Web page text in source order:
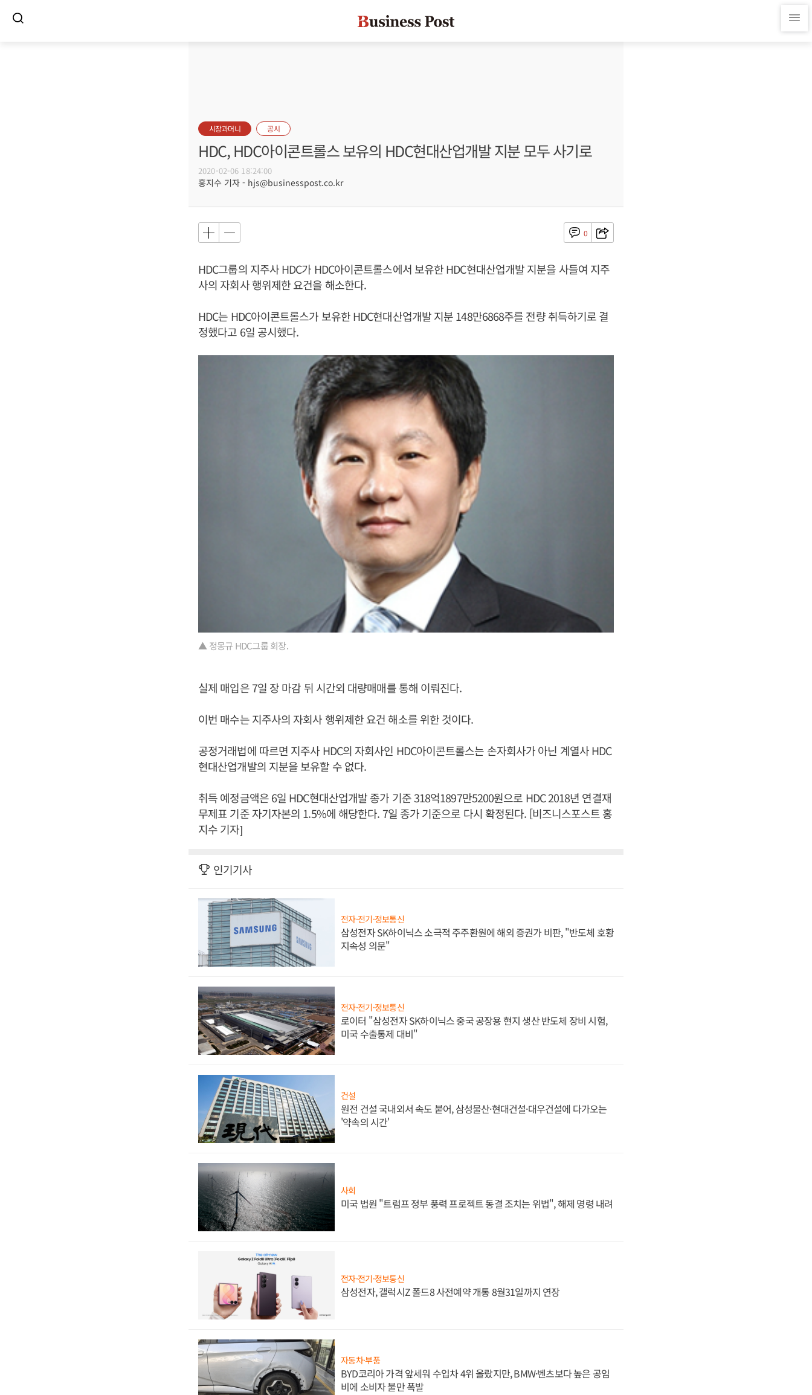
시장과머니 공시
HDC, HDC아이콘트롤스 보유의 HDC현대산업개발 지분 모두 사기로
2020-02-06 18:24:00
홍지수 기자 - hjs@businesspost.co.kr
0
HDC그룹의 지주사 HDC가 HDC아이콘트롤스에서 보유한 HDC현대산업개발 지분을 사들여 지주
사의 자회사 행위제한 요건을 해소한다.
HDC는 HDC아이콘트롤스가 보유한 HDC현대산업개발 지분 148만6868주를 전량 취득하기로 결
정했다고 6일 공시했다.
▲ 정몽규 HDC그룹 회장.
실제 매입은 7일 장 마감 뒤 시간외 대량매매를 통해 이뤄진다.
이번 매수는 지주사의 자회사 행위제한 요건 해소를 위한 것이다.
공정거래법에 따르면 지주사 HDC의 자회사인 HDC아이콘트롤스는 손자회사가 아닌 계열사 HDC
현대산업개발의 지분을 보유할 수 없다.
취득 예정금액은 6일 HDC현대산업개발 종가 기준 318억1897만5200원으로 HDC 2018년 연결재
무제표 기준 자기자본의 1.5%에 해당한다. 7일 종가 기준으로 다시 확정된다. [비즈니스포스트 홍
지수 기자]
인기기사
전자·전기·정보통신
삼성전자 SK하이닉스 소극적 주주환원에 해외 증권가 비판, "반도체 호황
지속성 의문"
전자·전기·정보통신
로이터 "삼성전자 SK하이닉스 중국 공장용 현지 생산 반도체 장비 시험,
미국 수출통제 대비"
건설
원전 건설 국내외서 속도 붙어, 삼성물산·현대건설·대우건설에 다가오는
'약속의 시간'
사회
미국 법원 "트럼프 정부 풍력 프로젝트 동결 조치는 위법", 해제 명령 내려
전자·전기·정보통신
삼성전자, 갤럭시Z 폴드8 사전예약 개통 8월31일까지 연장
자동차·부품
BYD코리아 가격 앞세워 수입차 4위 올랐지만, BMW·벤츠보다 높은 공임
비에 소비자 불만 폭발